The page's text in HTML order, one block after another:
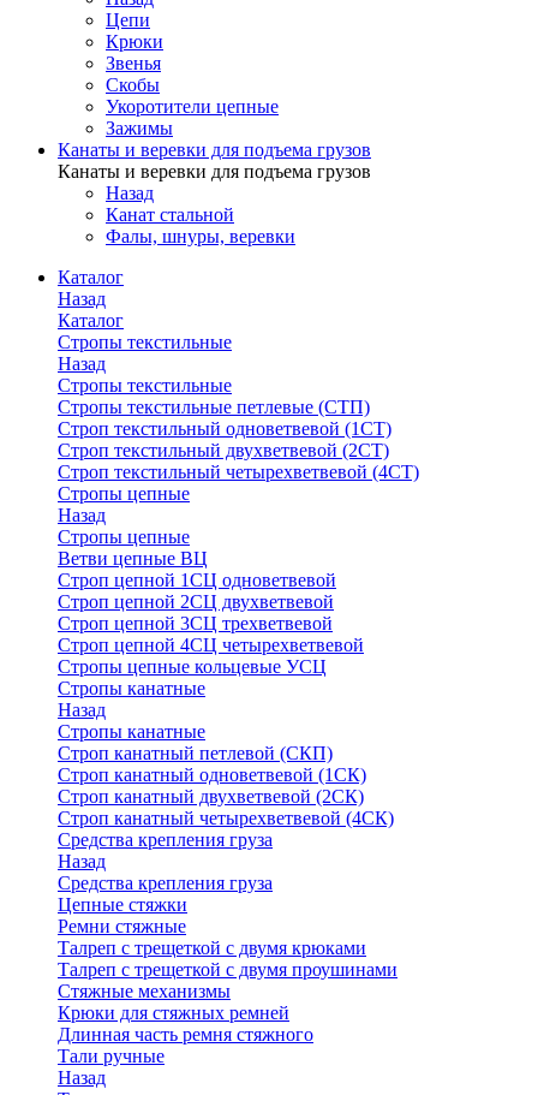
Цепи
Крюки
Звенья
Скобы
Укоротители цепные
Зажимы
Канаты и веревки для подъема грузов
Канаты и веревки для подъема грузов
Назад
Канат стальной
Фалы, шнуры, веревки
Каталог
Назад
Каталог
Стропы текстильные
Назад
Стропы текстильные
Стропы текстильные петлевые (СТП)
Строп текстильный одноветвевой (1СТ)
Строп текстильный двухветвевой (2СТ)
Строп текстильный четырехветвевой (4СТ)
Стропы цепные
Назад
Стропы цепные
Ветви цепные ВЦ
Строп цепной 1СЦ одноветвевой
Строп цепной 2СЦ двухветвевой
Строп цепной 3СЦ трехветвевой
Строп цепной 4СЦ четырехветвевой
Стропы цепные кольцевые УСЦ
Стропы канатные
Назад
Стропы канатные
Строп канатный петлевой (СКП)
Строп канатный одноветвевой (1СК)
Строп канатный двухветвевой (2СК)
Строп канатный четырехветвевой (4СК)
Средства крепления груза
Назад
Средства крепления груза
Цепные стяжки
Ремни стяжные
Талреп с трещеткой с двумя крюками
Талреп с трещеткой с двумя проушинами
Стяжные механизмы
Крюки для стяжных ремней
Длинная часть ремня стяжного
Тали ручные
Назад